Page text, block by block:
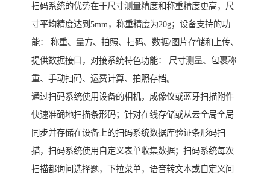
扫码系统的优势在于尺寸测量精度和称重精度更高，尺
寸平均精度达到5mm，称重精度为20g；设备支持的功
能： 称重、量方、拍照、扫码、数据/图片存储和上传、
提供数据接口，对接系统特色功能： 尺寸测量、包裹称
重、手动扫码、运费计算、拍照存档。
通过扫码系统使用设备的相机，成像仪或蓝牙扫描附件
快速准确地扫描条形码；针对在线存储或从云全局全局
同步并存储在设备上的扫码系统数据库验证条形码扫
描，扫码系统使用自定义表单收集数据；扫码系统每次
扫描都询问选择题，下拉菜单，语音转文本或自定义问